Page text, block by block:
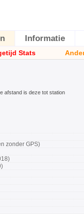
Informatie
Stats
afstand is deze tot station
zonder GPS)